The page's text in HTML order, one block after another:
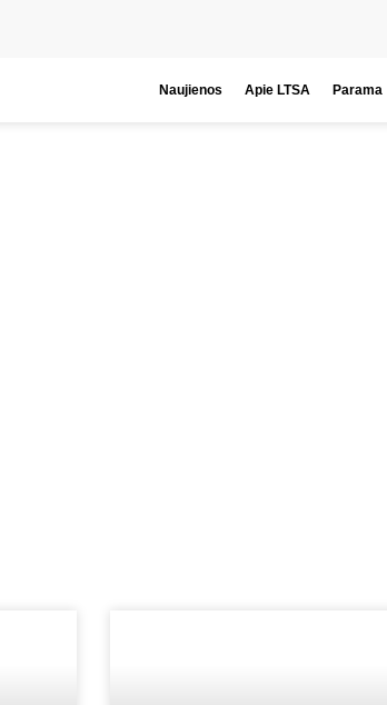
Naujienos Apie LTSA Parama